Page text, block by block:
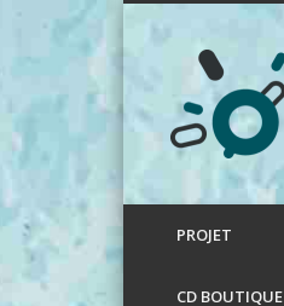
LinkedIn
PROJET
CD BOUTIQUE